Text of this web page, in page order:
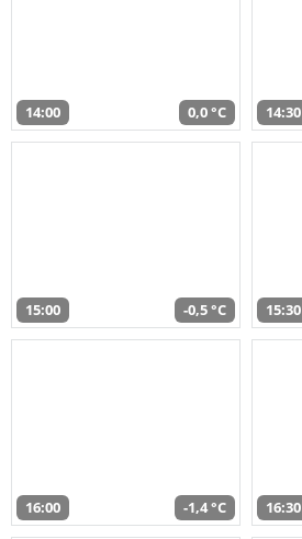
14:00 0,0 °C 14:30
15:00 -0,5 °C 15:30
16:00 -1,4 °C 16:30